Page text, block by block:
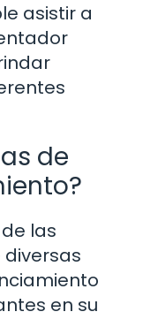
asistir a
de
las
en su